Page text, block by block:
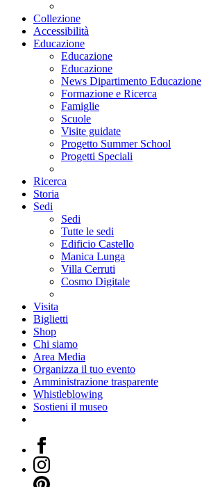
Collezione
Accessibilità
Educazione
Educazione
Educazione
News Dipartimento Educazione
Formazione e Ricerca
Famiglie
Scuole
Visite guidate
Progetto Summer School
Progetti Speciali
Ricerca
Storia
Sedi
Sedi
Tutte le sedi
Edificio Castello
Manica Lunga
Villa Cerruti
Cosmo Digitale
Visita
Biglietti
Shop
Chi siamo
Area Media
Organizza il tuo evento
Amministrazione trasparente
Whistleblowing
Sostieni il museo
Facebook
Instagram
Pinterest